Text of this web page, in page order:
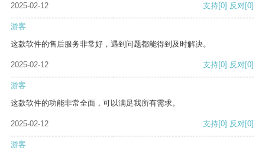
2025-02-12 支持[0] 反对[0]
游客
这款软件的售后服务非常好，遇到问题都能得到及时解决。
2025-02-12 支持[0] 反对[0]
游客
这款软件的功能非常全面，可以满足我所有需求。
2025-02-12 支持[0] 反对[0]
游客